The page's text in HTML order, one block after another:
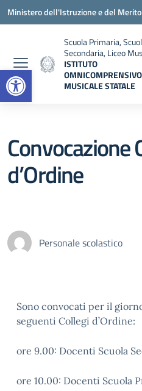
Open toolbar
Vai ai contenuti
Vai al menu di navigazione
Vai al footer
Ministero dell'Istruzione e del Merito
Scuola Primaria,
Secondaria, Liceo
ISTITUTO
OMNICOMPRENSIVO
MUSICALE STATALE
Convocazione
d’Ordine
Personale scolastico
Sono convocati per il
seguenti Collegi d’Ordine:
ore 9.00: Docenti Scuola
ore 10.00: Docenti Scuola